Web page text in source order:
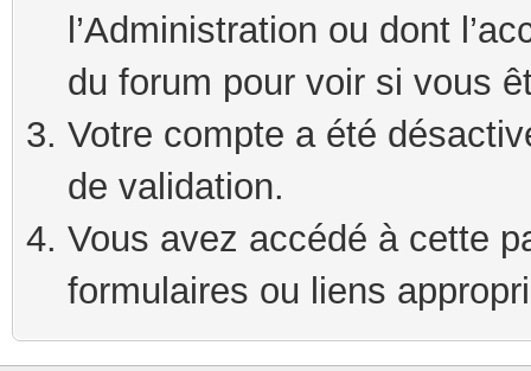
l’Administration ou dont
du forum pour voir si vous
Votre compte a été
de validation.
Vous avez accédé à cette
formulaires ou liens